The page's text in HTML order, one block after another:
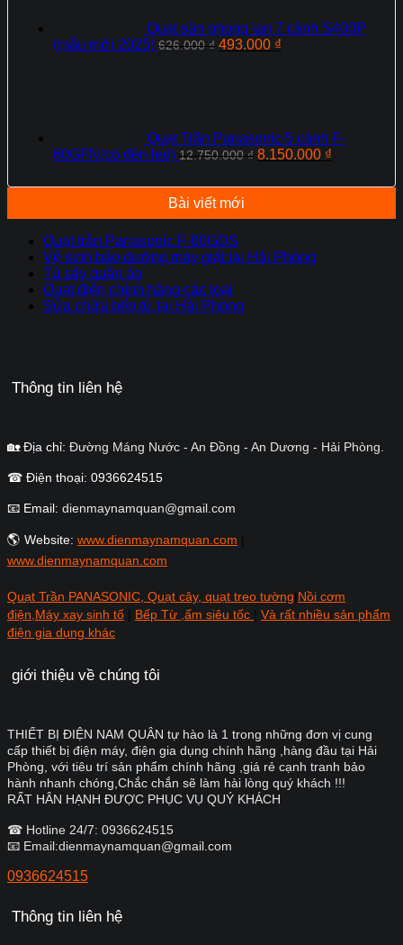
Quạt sàn phong lan 7 cánh S400P
(mẫu mới 2025) 626.000₫ Giá
493.000 ₫
Quạt Trần Panasonic 5 cánh F-
60GFN(có đèn led) 12.750.000₫ Giá
là:
8.150.000 ₫
tại
8.150.000
Bài viết mới
Quạt trần Panasonic F-60GDS
Vệ sinh bảo dưỡng máy giặt tại Hải Phòng
Tủ sấy quần áo
Quạt điện chính hãng các loại
Sửa chữa bếp từ tại Hải Phòng
Thông tin liên hệ
🏡 Địa chỉ: Đường Máng Nước - An Đồng - An Dương - Hải Phòng.
☎ Điện thoại: 0936624515
📧 Email: dienmaynamquan@gmail.com
🌎 Website: www.dienmaynamquan.com
www.dienmaynamquan.com
Quạt Trần PANASONIC, Quạt cây, quạt treo tường Nồi cơm
điện,Máy xay sinh tố
Bếp Từ ,ấm siêu tốc
Và rất nhiều sản phẩm
điện gia dụng khác
giới thiệu về chúng tôi
THIẾT BỊ ĐIỆN NAM QUÂN tự hào là 1 trong những đơn vị cung
cấp thiết bị điện máy, điện gia dụng chính hãng ,hàng đầu tại Hải
Phòng, với tiêu trí sản phẩm chính hãng ,giá rẻ cạnh tranh bảo
hành nhanh chóng,Chắc chắn sẽ làm hài lòng quý khách !!!
RẤT HÂN HẠNH ĐƯỢC PHỤC VỤ QUÝ KHÁCH
☎ Hotline 24/7: 0936624515
📧 Email:dienmaynamquan@gmail.com
0936624515
Thông tin liên hệ